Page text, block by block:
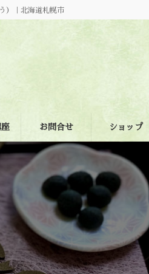
）｜北海道札幌市
お問合せ ショップ